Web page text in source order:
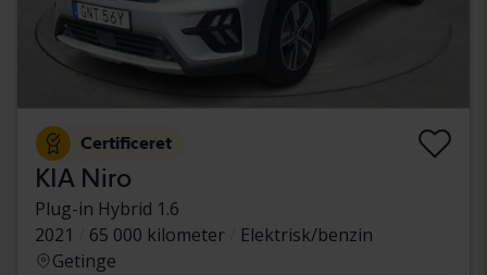
Certificeret
KIA Niro
Plug-in Hybrid 1.6
2021
65 000 kilometer
Elektrisk/benzin
Getinge